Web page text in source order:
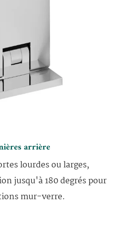
arrière
lourdes ou larges,
jusqu'à 180 degrés pour
mur-verre.